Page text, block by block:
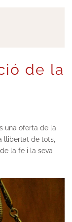
de la
una oferta de la
llibertat de tots,
la fe i la seva